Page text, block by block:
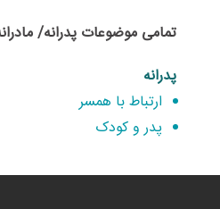
تمامی موضوعات پدرانه/
پدرانه
ارتباط با همسر
پدر و کودک